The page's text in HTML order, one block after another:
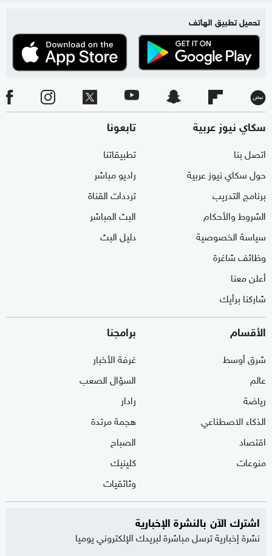
تحميل تطبيق الهاتف
سكاي نيوز عربية
اتصل بنا
حول سكاي نيوز عربية
برنامج التدريب
الشروط والأحكام
سياسة الخصوصية
وظائف شاغرة
أعلن معنا
شاركنا برأيك
تابعونا
تطبيقاتنا
راديو مباشر
ترددات القناة
البث المباشر
دليل البث
الأقسام
شرق أوسط
عالم
رياضة
الذكاء الاصطناعي
اقتصاد
منوعات
برامجنا
غرفة الأخبار
السؤال الصعب
رادار
هجمة مرتدة
الصباح
كلينيك
وثائقيات
اشترك الآن بالنشرة الإخبارية
نشرة إخبارية ترسل مباشرة لبريدك الإلكتروني يوميا